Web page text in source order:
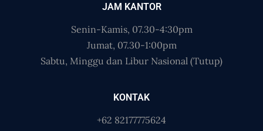
JAM KANTOR
Senin-Kamis, 07.30-4:30pm
Jumat, 07.30-1:00pm
Sabtu, Minggu dan Libur Nasional (Tutup)
KONTAK
+62 82177775624